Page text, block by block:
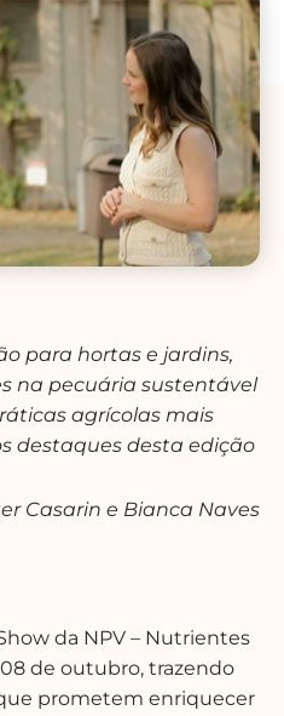
para hortas e jardins,
na pecuária sustentável
agrícolas mais
destaques desta edição
Casarin e Bianca Naves
da NPV – Nutrientes
08 de outubro, trazendo
prometem enriquecer